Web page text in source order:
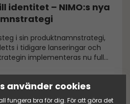
använder cookies
fungera bra för dig. För att göra det
identitet – NIMO:s nya
i sin produktnamnstrategi,
i tidigare lanseringar och
implementeras nu fullt
upplevelse av
och erbjudandet.
mer